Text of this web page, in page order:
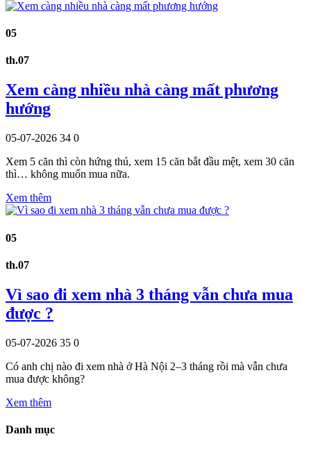
05
th.07
Xem càng nhiều nhà càng mất phương
hướng
05-07-2026 34 0
Xem 5 căn thì còn hứng thú, xem 15 căn bắt đầu mệt, xem 30 căn
thì… không muốn mua nữa.
Xem thêm
05
th.07
Vì sao đi xem nhà 3 tháng vẫn chưa mua
được ?
05-07-2026 35 0
Có anh chị nào đi xem nhà ở Hà Nội 2–3 tháng rồi mà vẫn chưa
mua được không?
Xem thêm
Danh mục